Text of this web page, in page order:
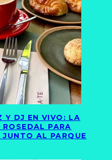
Y DJ EN VIVO: LA
PARA
AL PARQUE